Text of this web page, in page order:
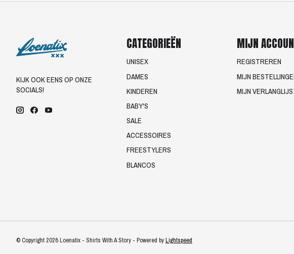
KIJK OOK EENS OP ONZE
SOCIALS!
CATEGORIEËN
UNISEX
DAMES
KINDEREN
BABY'S
SALE
ACCESSOIRES
FREESTYLERS
BLANCOS
MIJN
REGISTREREN
MIJN
MIJN
© Copyright 2026 Loenatix - Shirts With A Story - Powered byLightspeed